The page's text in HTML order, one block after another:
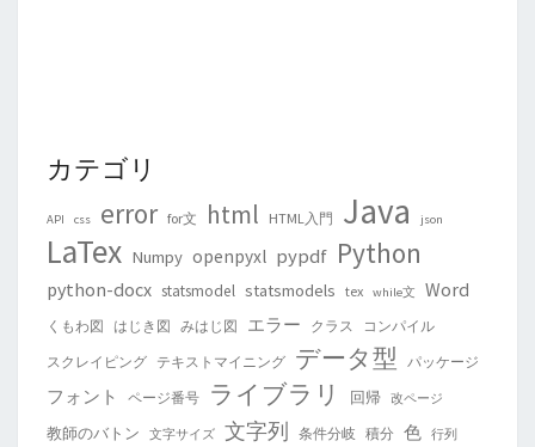
カテゴリ
API css error for文 html HTML入門 Java json
LaTex Numpy openpyxl pypdf Python
python-docx statsmodel statsmodels tex while文 Word
くもわ図 はじき図 みはじ図 エラー クラス
コンパイル
スクレイピング テキストマイニング データ型 パッケージ
フォント ページ番号 ライブラリ 回帰 改ページ
教師のバトン 文字サイズ 文字列 条件分岐 積分 色 行列